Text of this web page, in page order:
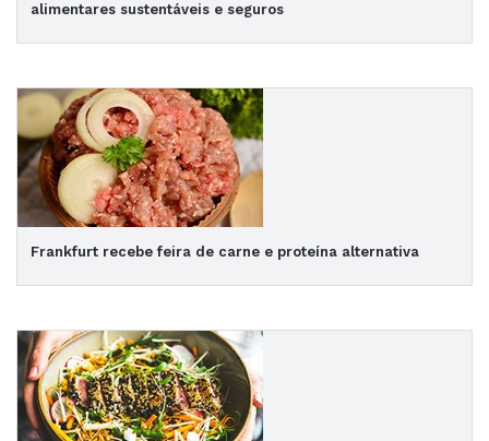
alimentares sustentáveis e seguros
Frankfurt recebe feira de carne e proteína alternativa